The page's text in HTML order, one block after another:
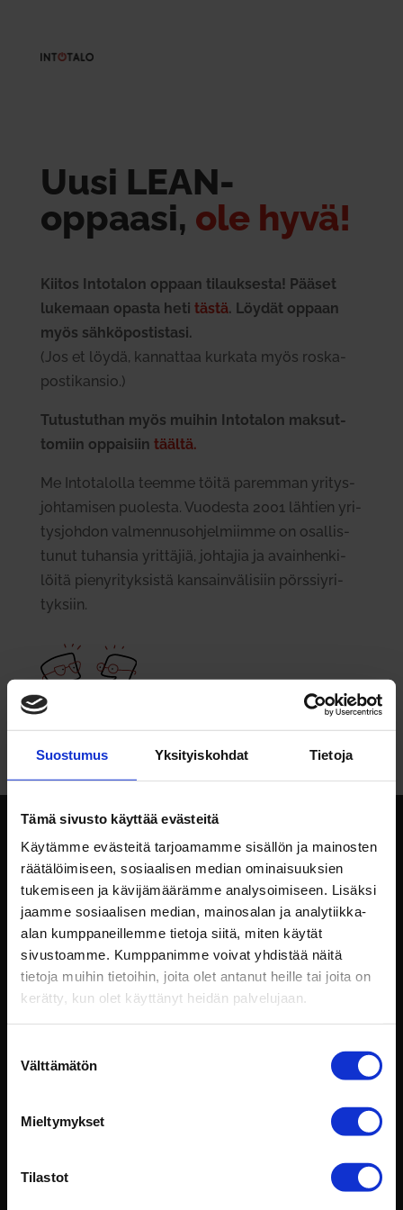
Suostumus Yksityiskohdat Tietoja
Tämä sivusto käyttää evästeitä
Käytämme evästeitä tarjoamamme sisällön ja mainosten
räätälöimiseen, sosiaalisen median ominaisuuksien
tukemiseen ja kävijämäärämme analysoimiseen. Lisäksi
jaamme sosiaalisen median, mainosalan ja analytiikka-
alan kumppaneillemme tietoja siitä, miten käytät
sivustoamme. Kumppanimme voivat yhdistää näitä
tietoja muihin tietoihin, joita olet antanut heille tai joita on
kerätty, kun olet käyttänyt heidän palvelujaan.
valinta
Välttämätön
Mieltymykset
Tilastot
Uusi LEAN-
oppaasi, ole hyvä!
Kiitos Into­talon oppaan tilauk­sesta! Pääset
lukemaan opasta heti tästä. Löydät oppaan
myös säh­kö­pos­tistasi.
(Jos et löydä, kan­nattaa kurkata myös ros­ka­
pos­ti­kansio.)
Tutus­tuthan myös muihin Into­talon mak­sut­
tomiin oppaisiin täältä.
Me Into­ta­lolla teemme töitä paremman yri­tys­
joh­ta­misen puo­lesta. Vuo­desta 2001 lähtien yri­
tys­johdon val­men­nus­oh­jel­miimme on osal­lis­
tunut tuhansia yrit­täjiä, joh­tajia ja avain­hen­ki­
löitä pie­ny­ri­tyk­sistä kan­sain­vä­lisiin pörs­siy­ri­
tyksiin.
Intotalo Oy
029 009 2530
konttori@intotalo.com
Rekisteriseloste
Seuraa meitä somessa: